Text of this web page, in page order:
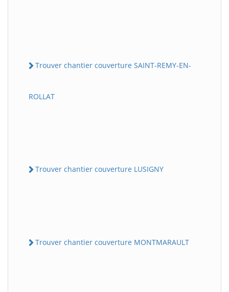
Trouver chantier couverture SAINT-REMY-EN-
ROLLAT
Trouver chantier couverture LUSIGNY
Trouver chantier couverture MONTMARAULT